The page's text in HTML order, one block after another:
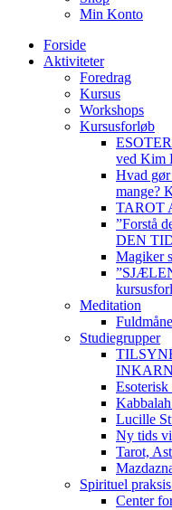
Min Konto
Forside
Aktiviteter
Foredrag
Kursus
Workshops
Kursusforløb
ved Kim
Hvad gør
mange?
TAROT
”Forstå
DEN
Magiker
Meditation
Studiegrupper
Esoterisk
Lucille
Ny tids
Tarot,
Spirituel
Center